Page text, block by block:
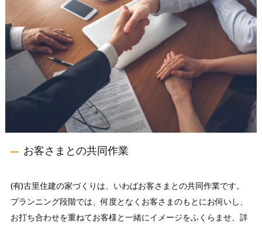
お客さまとの共同作業
(有)古里住建の家づくりは、いわばお客さまとの共同作業です。
プランニング段階では、何度となくお客さまのもとにお伺いし、
お打ち合わせを重ねてお客様と一緒にイメージをふくらませ、詳